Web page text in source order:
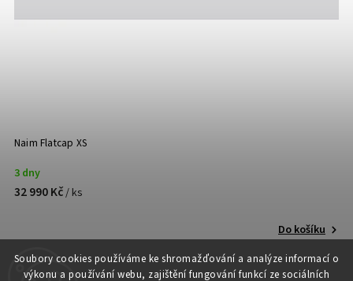
Soubory cookies používáme ke shromažďování a analýze informací o
výkonu a používání webu, zajištění fungování funkcí ze sociálních
Naim Flatcap XS
3 dny
32 990 Kč/ ks
Do košíku